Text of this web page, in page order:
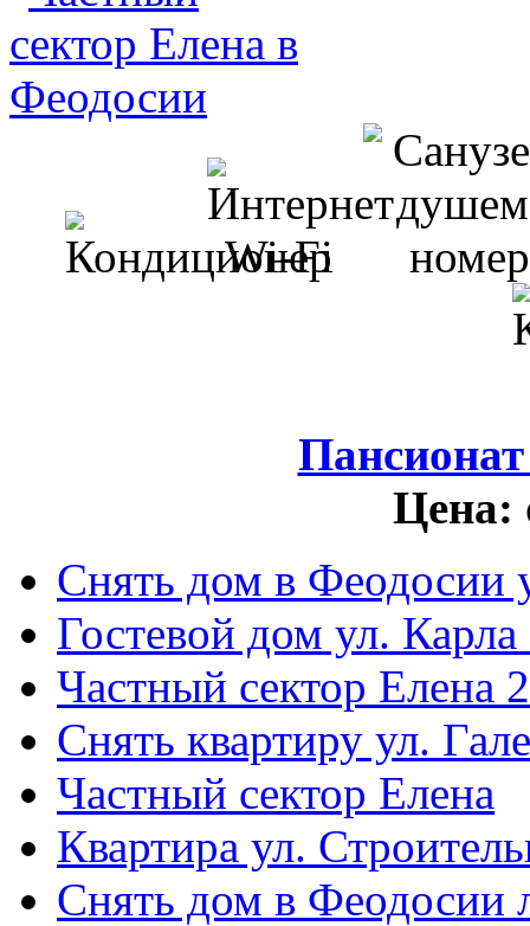
Цена:
Снять дом в Феодосии
Гостевой дом ул.
Частный сектор Елена 2
Снять квартиру ул.
Частный сектор Елена
Квартира ул.
Снять дом в Феодосии